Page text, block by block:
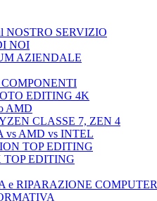
NOSTRO SERVIZIO
NOI
AZIENDALE
EDITING 4K
AMD
CLASSE 7, ZEN 4
vs AMD vs INTEL
TOP EDITING
EDITING
e RIPARAZIONE COMPUTER